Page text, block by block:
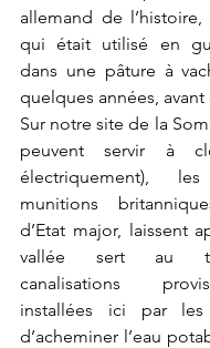
allemand de l’histoire,
qui était utilisé en
dans une pâture à
quelques années,
Sur notre site de la
peuvent servir à
électriquement),
munitions
d’Etat major, laissent
vallée sert au
canalisations
installées ici par
d’acheminer l’eau